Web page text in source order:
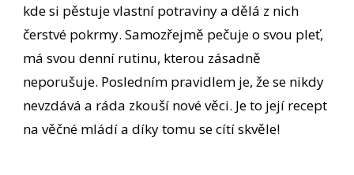
kde si pěstuje vlastní potraviny a dělá z nich
čerstvé pokrmy. Samozřejmě pečuje o svou pleť,
má svou denní rutinu, kterou zásadně
neporušuje. Posledním pravidlem je, že se nikdy
nevzdává a ráda zkouší nové věci. Je to její recept
na věčné mládí a díky tomu se cítí skvěle!